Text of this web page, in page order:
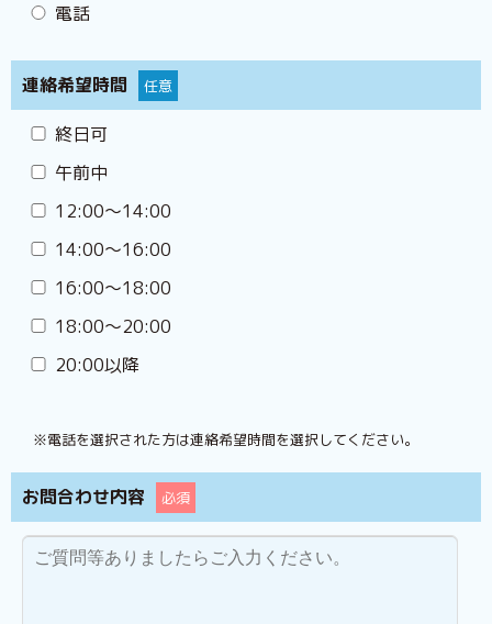
電話
連絡希望時間 任意
終日可
午前中
12:00〜14:00
14:00〜16:00
16:00〜18:00
18:00〜20:00
20:00以降
※電話を選択された方は連絡希望時間を選択してください。
お問合わせ内容 必須